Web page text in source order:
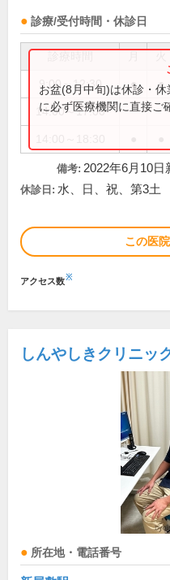
診療/受付時間・休診日
9:00～12:30 ● ●
14:00～17:00
お盆(8月中旬)は休診・
に必ず医療機関に直接ご
備考: 2022年6月10日
休診日: 水、日、祝、第3土
この医
アクセス数※
しんやしきクリニッ
所在地・電話番号